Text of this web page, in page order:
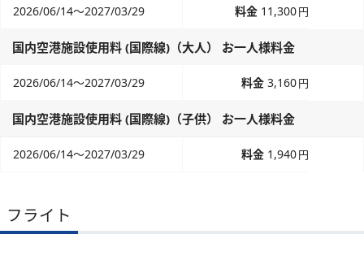
2026/06/14～2027/03/29 11,300円
国内空港施設使用料 (国際線)（大人） お一人様料金
2026/06/14～2027/03/29 3,160円
国内空港施設使用料 (国際線)（子供） お一人様料金
2026/06/14～2027/03/29 1,940円
フライト